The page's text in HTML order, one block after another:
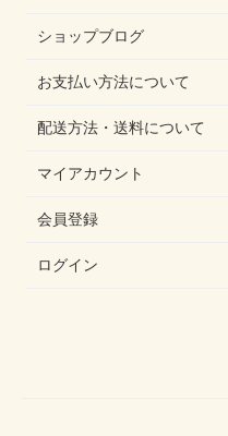
ショップブログ
お支払い方法について
配送方法・送料について
マイアカウント
会員登録
ログイン